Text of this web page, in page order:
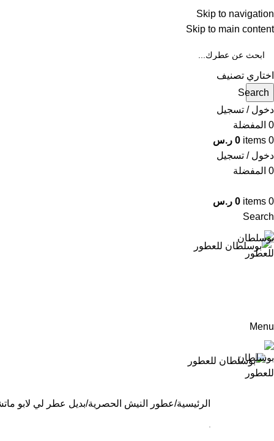
Skip to navigation
Skip to main content
IN
اختاري تصنيف
Search
دخول / تسجيل
0 المفضلة
0
items
0 ر.س
دخول / تسجيل
0 المفضلة
0
items
0 ر.س
Search
Menu
الرئيسية عطور النيش الحصرية بديل عطر لي لابو ماتشا